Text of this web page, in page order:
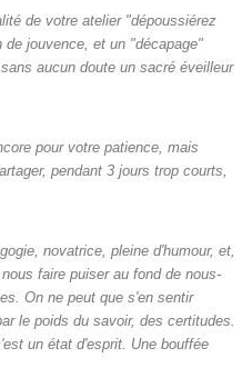
de votre atelier "dépoussiérez
jouvence, et un "décapage"
aucun doute un sacré éveilleur
pour votre patience, mais
pendant 3 jours trop courts,
novatrice, pleine d'humour, et,
faire puiser au fond de nous-
On ne peut que s'en sentir
le poids du savoir, des certitudes.
un état d'esprit. Une bouffée